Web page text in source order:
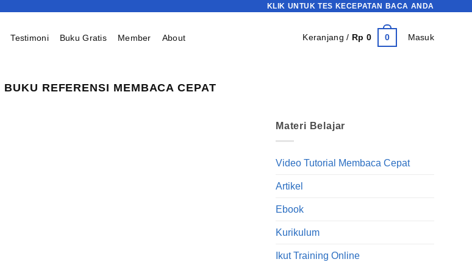
KLIK UNTUK TES KECEPATAN BACA ANDA
Testimoni Buku Gratis Member About Keranjang / Rp 0 0 Masuk
BUKU REFERENSI MEMBACA CEPAT
Materi Belajar
Video Tutorial Membaca Cepat
Artikel
Ebook
Kurikulum
Ikut Training Online